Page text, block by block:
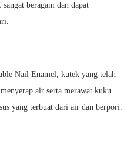
beragam dan dapat
Nail Enamel, kutek yang telah
air serta merawat kuku
yang terbuat dari air dan berpori.